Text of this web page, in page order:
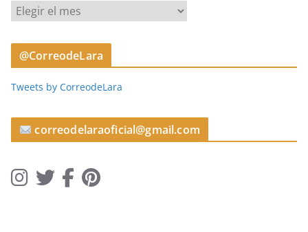
r
t
u
s
@CorreodeLara
Tweets by CorreodeLara
correodelaraoficial@gmail.com